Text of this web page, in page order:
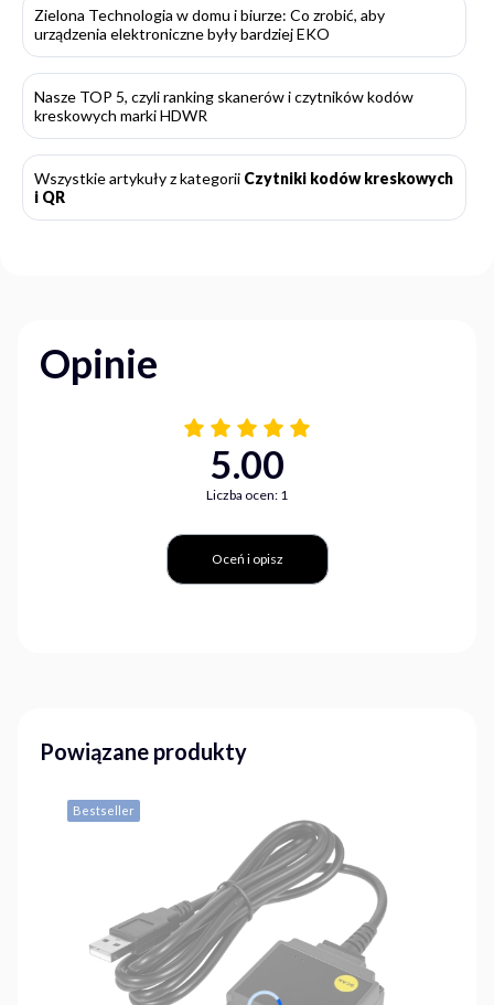
Zielona Technologia w domu i biurze: Co zrobić, aby
urządzenia elektroniczne były bardziej EKO
Nasze TOP 5, czyli ranking skanerów i czytników kodów
kreskowych marki HDWR
Wszystkie artykuły z kategorii Czytniki kodów kreskowych
i QR
Opinie
5.00
Liczba ocen: 1
Oceń i opisz
Powiązane produkty
Bestseller